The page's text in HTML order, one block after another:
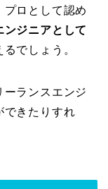
プロとして認め
ンジニアとして
るでしょう。
ーランスエンジ
できたりすれ